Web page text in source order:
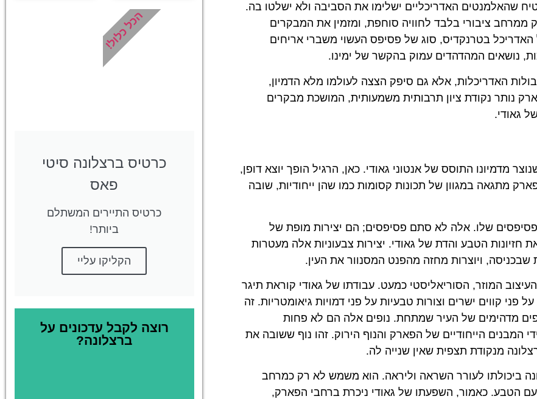
שהאלמנטים האדריכליים ישלימו את הסביבה ולא ישלטו בה.
ציבורי בלבד לחוויה סוחפת, ומזמין את המבקרים
בטרנקדיס, סוג של פסיפס העשוי משברי אריחים
נושאים המהדהדים עמוק בהקשר של ימינו.
האדריכלות, אלא גם סיפק הצצה לעולמו מלא הדמיון,
נותר נקודת ציון תרבותית משמעותית, המושכת מבקרים
גאודי.
מדמיונו התוסס של אנטוני גאודי. כאן, הרגיל הופך יוצא דופן,
מתגאה במגוון של תכונות קסומות כמו שהן ייחודיות, שובה
שלו. אלה לא סתם פסיפסים; הם יצירות מופת של
חזיונות הטבע והדת של גאודי. יצירות צבעוניות אלה מעטרות
ויוצרות מחזה מהפנט המסנוור את העין.
המוזר, הסוריאליסטי כמעט. עבודתו של גאודי קוראת תיגר
קווים ישרים וצורות טבעיות על פני דמויות גיאומטריות. זה
מדהימים של העיר שמתחת. נופים אלה הם לא פחות
המבנים הייחודיים של הפארק והנוף הירוק. זהו נוף ששובה את
מנקודת תצפית שאין שנייה לה.
ביכולתו לעורר השראה וליראה. הוא משמש לא רק כמרחב
עם הטבע. כאמור, השפעתו של גאודי ניכרת ברחבי הפארק,
כרטיס ברצלונה סיטי
פאס
כרטיס התיירים המשתלם
ביותר!
הקליקו עליי
הכל כלול!
רוצה לקבל עדכונים על
ברצלונה?